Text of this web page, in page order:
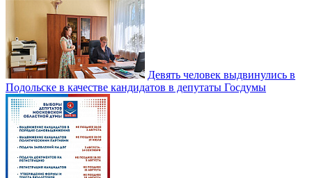
Девять человек выдвинулись в
Подольске в качестве кандидатов в депутаты Госдумы